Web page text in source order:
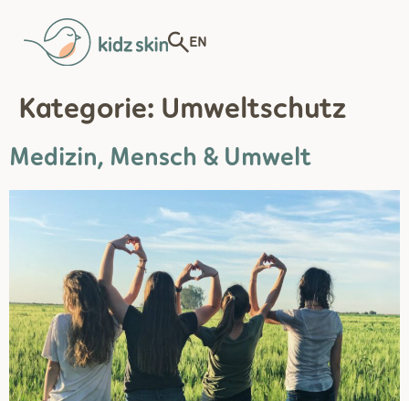
EN
Kategorie: Umweltschutz
Medizin, Mensch & Umwelt